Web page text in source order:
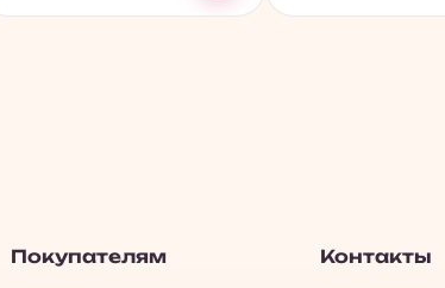
Покупателям Контакты